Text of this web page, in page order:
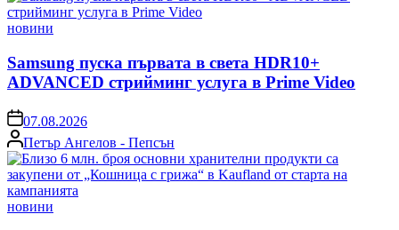
Posted
новини
Samsung пуска първата в света HDR10+
ADVANCED стрийминг услуга в Prime Video
on07.08.2026
Posted
by
Петър Ангелов - Пепсън
Posted
новини